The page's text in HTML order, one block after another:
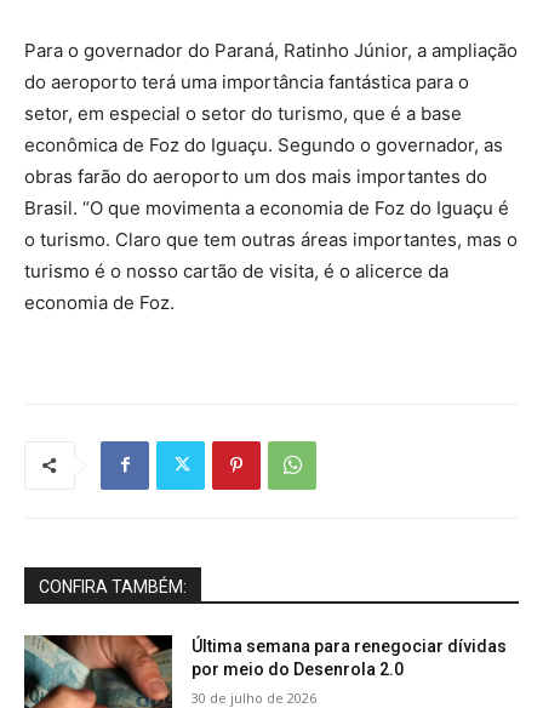
Para o governador do Paraná, Ratinho Júnior, a ampliação
do aeroporto terá uma importância fantástica para o
setor, em especial o setor do turismo, que é a base
econômica de Foz do Iguaçu. Segundo o governador, as
obras farão do aeroporto um dos mais importantes do
Brasil. “O que movimenta a economia de Foz do Iguaçu é
o turismo. Claro que tem outras áreas importantes, mas o
turismo é o nosso cartão de visita, é o alicerce da
economia de Foz.
CONFIRA TAMBÉM:
Última semana para renegociar dívidas
por meio do Desenrola 2.0
30 de julho de 2026